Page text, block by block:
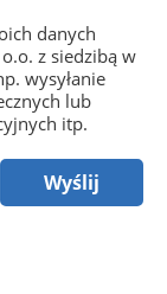
danych
z siedzibą w
wysyłanie
lub
itp.
Wyślij